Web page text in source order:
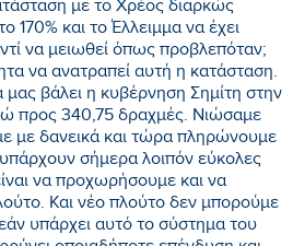
με το Χρέος διαρκώς
170% και το Έλλειμμα να έχει
να μειωθεί όπως προβλεπόταν;
να ανατραπεί αυτή η κατάσταση.
μας βάλει η κυβέρνηση Σημίτη στην
προς 340,75 δραχμές. Νιώσαμε
με δανεικά και τώρα πληρώνουμε
σήμερα λοιπόν εύκολες
να προχωρήσουμε και να
Και νέο πλούτο δεν μπορούμε
υπάρχει αυτό το σύστημα του